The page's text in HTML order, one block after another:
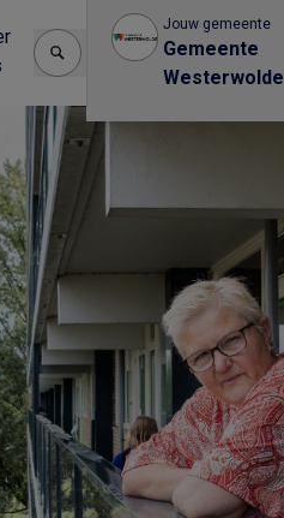
Jouw gemeente
Gemeente
Westerwolde